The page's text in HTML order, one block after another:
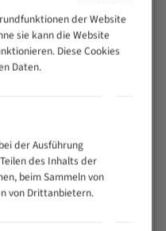
der Website
sie kann die Website
Diese Cookies
Daten.
der Ausführung
des Inhalts der
beim Sammeln von
von Drittanbietern.